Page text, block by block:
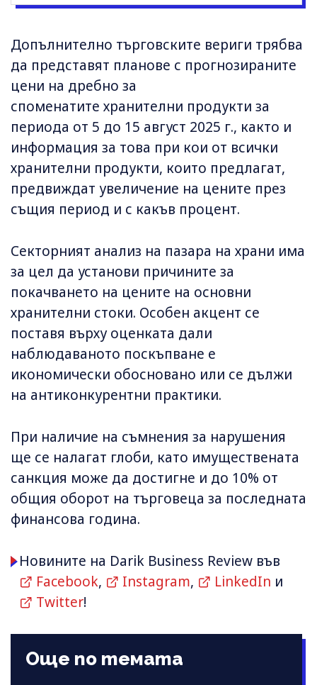
Допълнително търговските вериги трябва
да представят планове с прогнозираните
цени на дребно за
споменатите хранителни продукти за
периода от 5 до 15 август 2025 г., както и
информация за това при кои от всички
хранителни продукти, които предлагат,
предвиждат увеличение на цените през
същия период и с какъв процент.
Секторният анализ на пазара на храни има
за цел да установи причините за
покачването на цените на основни
хранителни стоки. Особен акцент се
поставя върху оценката дали
наблюдаваното поскъпване е
икономически обосновано или се дължи
на антиконкурентни практики.
При наличие на съмнения за нарушения
ще се налагат глоби, като имуществената
санкция може да достигне и до 10% от
общия оборот на търговеца за последната
финансова година.
Новините на Darik Business Review във
Facebook, Instagram, LinkedIn и
Twitter!
Още по темата